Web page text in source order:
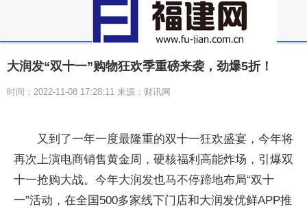
大润发“双十一”购物狂欢季重磅来袭，劲爆5折！
时间：2022-11-08 17:28:11 来源：财讯网
又到了一年一度最隆重的双十一狂欢盛宴，今年将
再次上演电商销售黄金周，硬核福利高能炸场，引爆双
十一抢购大战。今年大润发也马不停蹄地布局“双十
一”活动，在全国500多家线下门店和大润发优鲜APP推